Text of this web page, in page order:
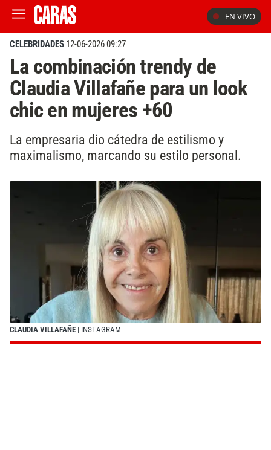
EN VIVO
CELEBRIDADES 12-06-2026 09:27
La combinación trendy de
Claudia Villafañe para un look
chic en mujeres +60
La empresaria dio cátedra de estilismo y
maximalismo, marcando su estilo personal.
CLAUDIA VILLAFAÑE | INSTAGRAM